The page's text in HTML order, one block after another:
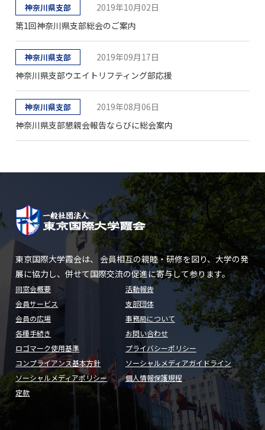
神奈川県支部
2019年10月02日
第1回神奈川県支部総会のご案内
神奈川県支部
2019年09月17日
神奈川県支部ウエイトリフティング部応援
神奈川県支部
2019年08月06日
神奈川県支部懇親会報告ならびに総会案内
東京国際大学霞会は、 会員相互の親睦・研修を図り、大学の発
展に協力し、併せて国際交流の促進に寄与して参ります。
同窓会概要
活動報告
会員サービス
支部団体
会員の広場
事務局について
各種手続き
お問い合わせ
ロゴマーク使用基準
プライバシーポリシー
コンプライアンス基本方針
ソーシャルメディアガイドライン
ソーシャルメディアポリシー
個人情報保護規程
定款